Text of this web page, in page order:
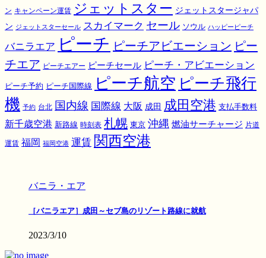
ン キャンペーン運賃 ジェットスター ジェットスタージャパ
ン ジェットスターセール スカイマーク セール ソウル ハッピーピーチ
バニラエア ピーチ ピーチアビエーション ピー
チエア ピーチエアー ピーチセール ピーチ・アビエーション
ピーチ予約 ピーチ国際線 ピーチ航空 ピーチ飛行
機 予約 台北 国内線 国際線 大阪 成田 成田空港 支払手数料
新千歳空港 新路線 時刻表 札幌 東京 沖縄 燃油サーチャージ 片道
運賃 福岡 福岡空港 運賃 関西空港
バニラ・エア
［バニラエア］成田～セブ島のリゾート路線に就航
2023/3/10